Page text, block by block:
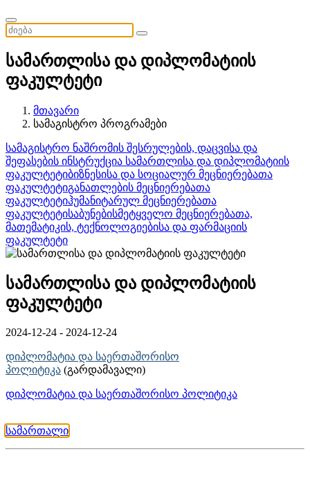
სამართლისა და დიპლომატიის
ფაკულტეტი
მთავარი
სამაგისტრო პროგრამები
სამაგისტრო ნაშრომის შესრულების, დაცვისა და
შეფასების ინსტრუქცია სამართლისა და დიპლომატიის
ფაკულტეტიბიზნესისა და სოციალურ მეცნიერებათა
ფაკულტეტიგანათლების მეცნიერებათა
ფაკულტეტიჰუმანიტარულ მეცნიერებათა
ფაკულტეტისაბუნებისმეტყველო მეცნიერებათა,
მათემატიკის, ტექნოლოგიებისა და ფარმაციის
ფაკულტეტი
სამართლისა და დიპლომატიის
ფაკულტეტი
2024-12-24 - 2024-12-24
დიპლომატია და საერთაშორისო
პოლიტიკა (გარდამავალი)
დიპლომატია და საერთაშორისო პოლიტიკა
სამართალი